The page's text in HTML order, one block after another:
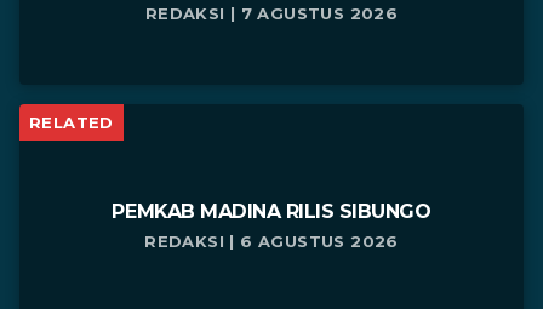
REDAKSI | 7 AGUSTUS 2026
RELATED
PEMKAB MADINA RILIS SIBUNGO
REDAKSI | 6 AGUSTUS 2026